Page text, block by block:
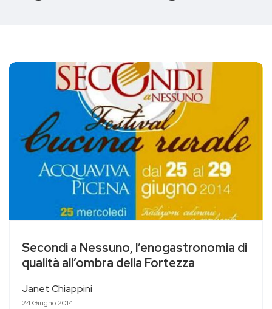
Secondi a Nessuno, l’enogastronomia di
qualità all’ombra della Fortezza
Janet Chiappini
24 Giugno 2014